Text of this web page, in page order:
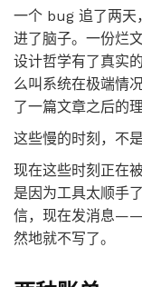
一个 bug 追了两天
进了脑子。一份烂
设计哲学有了真实
么叫系统在极端情
了一篇文章之后的
这些慢的时刻，不
现在这些时刻正在
是因为工具太顺手
信，现在发消息——
然地就不写了。